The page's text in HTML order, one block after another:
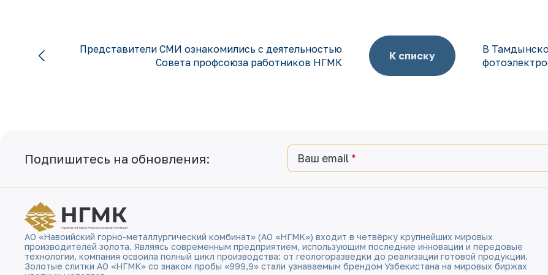
Представители СМИ ознакомились с деятельностью
Совета профсоюза работников НГМК
К списку
В
Подпишитесь на обновления: Ваш email
АО «Навоийский горно-металлургический комбинат» (АО «НГМК») входит в четвёрку крупнейших мировых
производителей золота. Являясь современным предприятием, использующим последние инновации и передовые
технологии, компания освоила полный цикл производства: от геологоразведки до реализации готовой продукции.
Золотые слитки АО «НГМК» со знаком пробы «999,9» стали узнаваемым брендом Узбекистана на мировых биржах